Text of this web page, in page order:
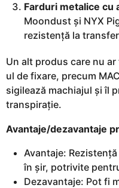
Farduri metalice cu
Moondust și NYX
rezistență la
Un alt produs care nu
ul de fixare, precum
sigilează machiajul și îl
transpirație.
Avantaje/dezavantaje
Avantaje:
în șir, potrivite
Dezavantaje: Pot fi